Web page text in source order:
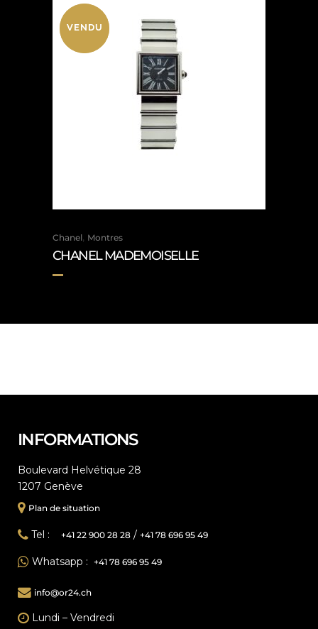
VENDU
Chanel, Montres
CHANEL MADEMOISELLE
VENDU
INFORMATIONS
Boulevard Helvétique 28
1207 Genève
Plan de situation
Tel : +41 22 900 28 28 / +41 78 696 95 49
Whatsapp : +41 78 696 95 49
info@or24.ch
Lundi – Vendredi